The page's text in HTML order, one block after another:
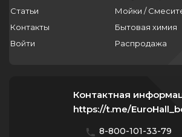
Статьи
Контакты
Войти
Мойки /
Бытовая химия
Распродажа
Контактная
https://t.me/
8-800-101-33-79